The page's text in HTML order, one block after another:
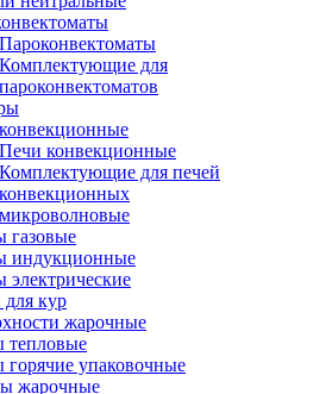
Пароконвектоматы
Комплектующие для
пароконвектоматов
Печи конвекционные
Комплектующие для печей
конвекционных
газовые
индукционные
электрические
кур
жарочные
тепловые
горячие упаковочные
жарочные